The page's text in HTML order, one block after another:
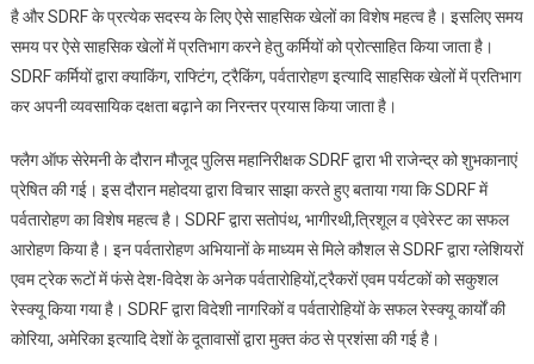
का
जवान
है और SDRF के प्रत्येक सदस्य के लिए ऐसे साहसिक खेलों का विशेष महत्व है। इसलिए समय
समय पर ऐसे साहसिक खेलों में प्रतिभाग करने हेतु कर्मियों को प्रोत्साहित किया जाता है।
SDRF कर्मियों द्वारा क्याकिंग, राफ्टिंग, ट्रैकिंग, पर्वतारोहण इत्यादि साहसिक खेलों में प्रतिभाग
कर अपनी व्यवसायिक दक्षता बढ़ाने का निरन्तर प्रयास किया जाता है।
फ्लैग ऑफ सेरेमनी के दौरान मौजूद पुलिस महानिरीक्षक SDRF द्वारा भी राजेन्द्र को शुभकानाएं
प्रेषित की गई। इस दौरान महोदया द्वारा विचार साझा करते हुए बताया गया कि SDRF में
पर्वतारोहण का विशेष महत्व है। SDRF द्वारा सतोपंथ, भागीरथी,त्रिशूल व एवेरेस्ट का सफल
आरोहण किया है। इन पर्वतारोहण अभियानों के माध्यम से मिले कौशल से SDRF द्वारा ग्लेशियरों
एवम ट्रेक रूटों में फंसे देश-विदेश के अनेक पर्वतारोहियों,ट्रैकरों एवम पर्यटकों को सकुशल
रेस्क्यू किया गया है। SDRF द्वारा विदेशी नागरिकों व पर्वतारोहियों के सफल रेस्क्यू कार्यों की
कोरिया, अमेरिका इत्यादि देशों के दूतावासों द्वारा मुक्त कंठ से प्रशंसा की गई है।